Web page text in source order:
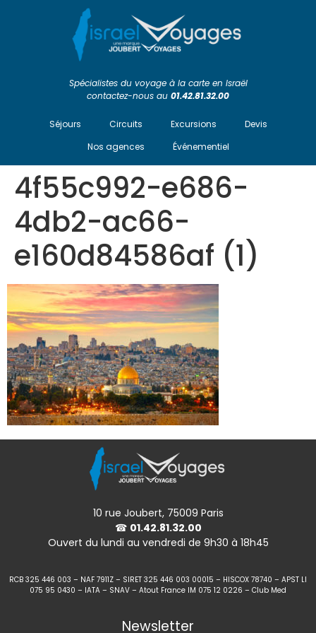
Spécialistes du voyage à la carte en Israël
contactez-nous au 01.42.81.32.00
Séjours Circuits Excursions
Devis
Nos agences
Événementiel
4f55c992-e686-
4db2-ac66-
e160d84586af (1)
10 rue Joubert, 75009 Paris
☎ 01.42.81.32.00
Ouvert du lundi au vendredi de 9h30 à 18h45
RCB 325 446 003 – NAF 7911Z – SIRET 325 446 003 00015 – HISCOX 78740 – APST LI
075 95 0430 – IATA – SNAV – Atout France IM 075 12 0226 – Club Med
Newsletter